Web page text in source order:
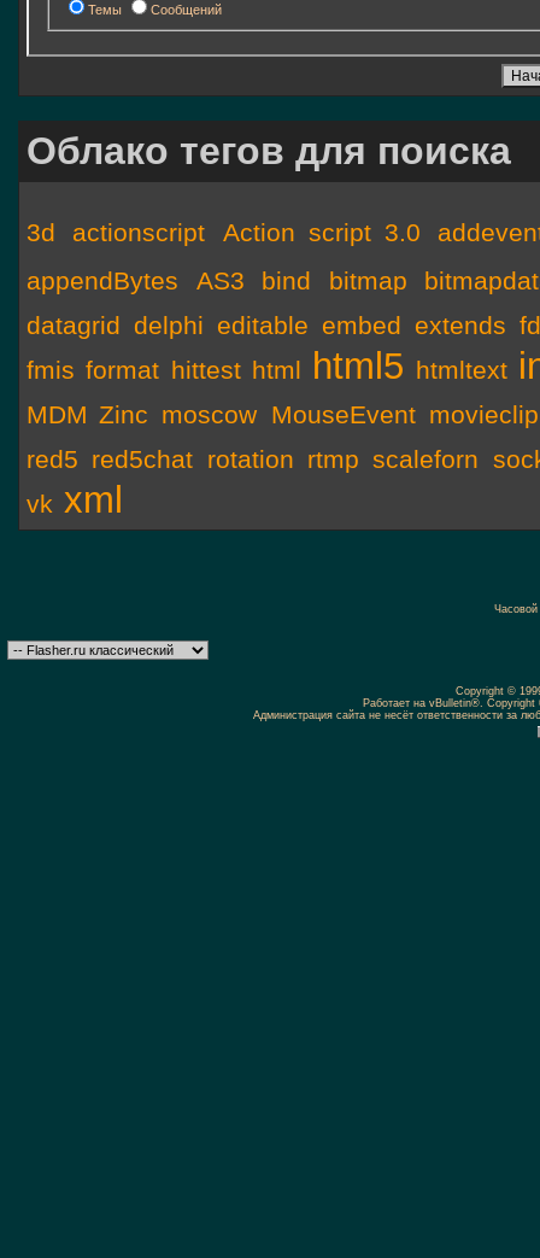
Темы Сообщений
Облако тегов для поиска
3d actionscript Action script 3.0
appendBytes
AS3 bind bitmap
datagrid delphi editable embed extends fd
fmis format hittest html html5 htmltext
MDM Zinc moscow MouseEvent movieclip
red5 red5chat rotation rtmp scaleforn
vk xml
Copyright ©
Работает на vBulletin®.
Администрация сайта не несёт ответственности за